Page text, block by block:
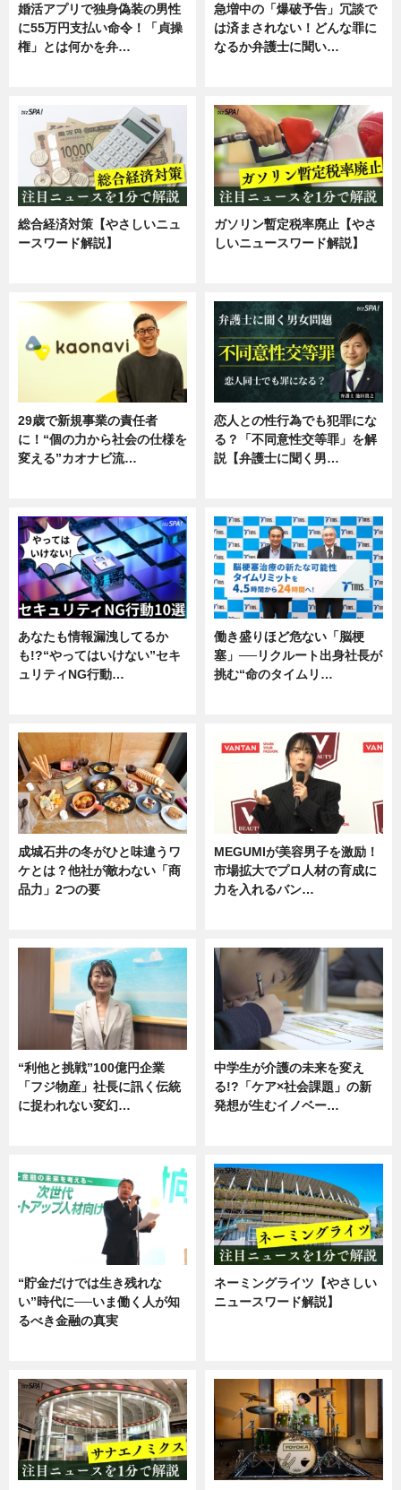
婚活アプリで独身偽装の男性
に55万円支払い命令！「貞操
権」とは何かを弁…
急増中の「爆破予告」冗談で
は済まされない！どんな罪に
なるか弁護士に聞い…
総合経済対策【やさしいニュ
ースワード解説】
ガソリン暫定税率廃止【やさ
しいニュースワード解説】
29歳で新規事業の責任者
に！“個の力から社会の仕様を
変える”カオナビ流…
恋人との性行為でも犯罪にな
る？「不同意性交等罪」を解
説【弁護士に聞く男…
あなたも情報漏洩してるか
も!?“やってはいけない”セキ
ュリティNG行動…
働き盛りほど危ない「脳梗
塞」──リクルート出身社長が
挑む“命のタイムリ…
成城石井の冬がひと味違うワ
ケとは？他社が敵わない「商
品力」2つの要
MEGUMIが美容男子を激励！
市場拡大でプロ人材の育成に
力を入れるバン…
“利他と挑戦”100億円企業
「フジ物産」社長に訊く伝統
に捉われない変幻…
中学生が介護の未来を変え
る!?「ケア×社会課題」の新
発想が生むイノベー…
“貯金だけでは生き残れな
い”時代に──いま働く人が知
るべき金融の真実
ネーミングライツ【やさしい
ニュースワード解説】